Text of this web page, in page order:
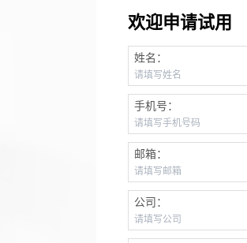
欢迎申请试用
姓名：
手机号：
邮箱：
公司：